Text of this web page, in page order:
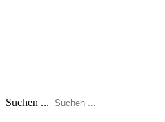
Suchen ...